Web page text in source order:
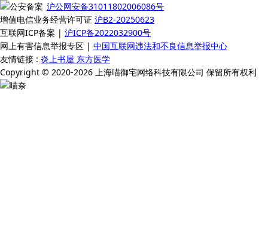
沪公网安备31011802006086号
增值电信业务经营许可证 沪B2-20250623
互联网ICP备案 | 沪ICP备2022032900号
网上有害信息举报专区 | 中国互联网违法和不良信息举报中心
友情链接 : 炎上书屋 东方医学
Copyright © 2020-2026 上海喵御宅网络科技有限公司 保留所有权利